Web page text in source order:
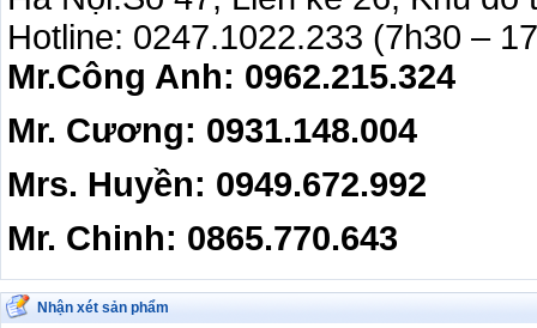
Hotline: 0247.1022.233 (7h30 –
Mr.Công Anh:
Mr. Cương: 0931.148.004
Mrs. Huyền: 0949.672.992
Mr. Chinh: 0865.770.643
Nhận xét sản phẩm